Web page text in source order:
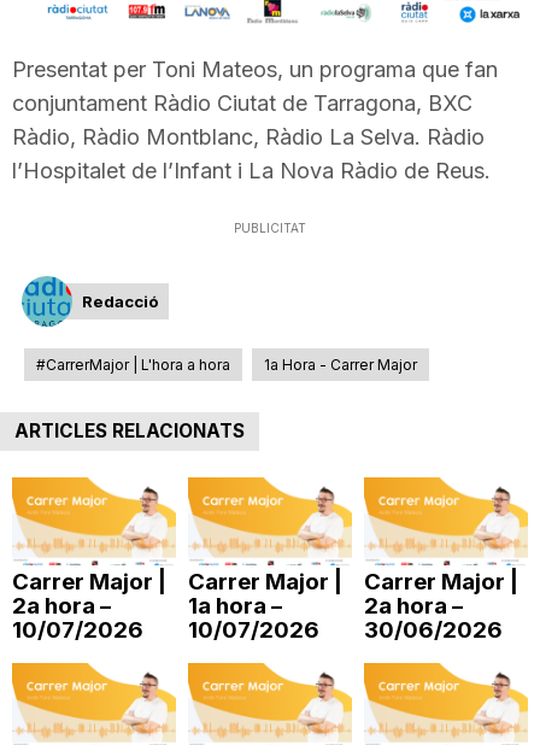
e
a
r
g
o
n
a
Presentat per Toni Mateos, un programa que fan
conjuntament Ràdio Ciutat de Tarragona, BXC
Ràdio, Ràdio Montblanc, Ràdio La Selva. Ràdio
l’Hospitalet de l’Infant i La Nova Ràdio de Reus.
PUBLICITAT
Redacció
#CarrerMajor | L'hora a hora 1a Hora - Carrer Major
ARTICLES RELACIONATS
Carrer Major |
2a hora –
10/07/2026
Carrer Major |
1a hora –
10/07/2026
Carrer Major |
2a hora –
30/06/2026